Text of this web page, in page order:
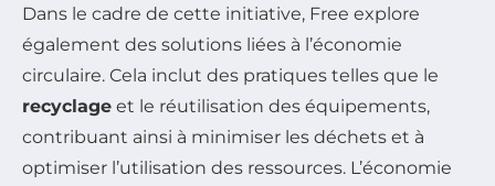
Dans le cadre de cette initiative, Free explore
également des solutions liées à l’économie
circulaire. Cela inclut des pratiques telles que le
recyclage et le réutilisation des équipements,
contribuant ainsi à minimiser les déchets et à
optimiser l’utilisation des ressources. L’économie